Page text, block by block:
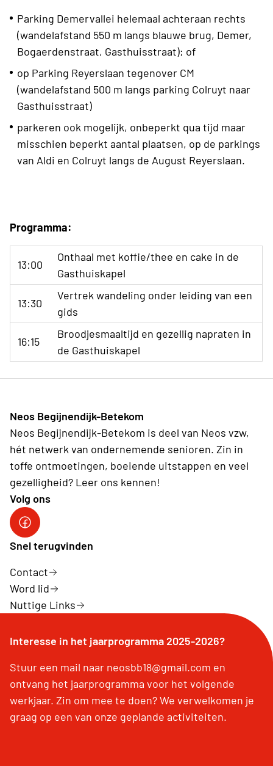
Parking Demervallei helemaal achteraan rechts
(wandelafstand 550 m langs blauwe brug, Demer,
Bogaerdenstraat, Gasthuisstraat); of
op Parking Reyerslaan tegenover CM
(wandelafstand 500 m langs parking Colruyt naar
Gasthuisstraat)
parkeren ook mogelijk, onbeperkt qua tijd maar
misschien beperkt aantal plaatsen, op de parkings
van Aldi en Colruyt langs de August Reyerslaan.
Programma:
13:00
Onthaal met koffie/thee en cake in de
Gasthuiskapel
13:30
Vertrek wandeling onder leiding van een
gids
16:15
Broodjesmaaltijd en gezellig napraten in
de Gasthuiskapel
Neos Begijnendijk-Betekom
Neos Begijnendijk-Betekom is deel van Neos vzw,
hét netwerk van ondernemende senioren. Zin in
toffe ontmoetingen, boeiende uitstappen en veel
gezelligheid? Leer ons kennen!
Volg ons
facebookgroep
Snel terugvinden
Contact
Word lid
Nuttige Links
Interesse in het jaarprogramma 2025-2026?
Stuur een mail naar neosbb18@gmail.com en
ontvang het jaarprogramma voor het volgende
werkjaar. Zin om mee te doen? We verwelkomen je
graag op een van onze geplande activiteiten.